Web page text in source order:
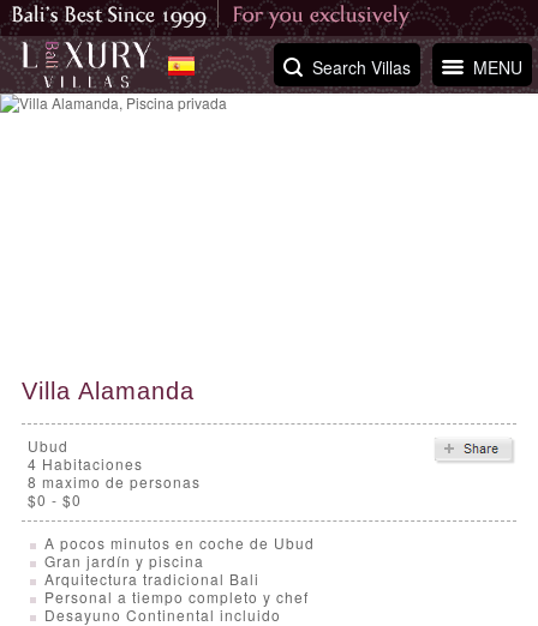
MENU
Search Villas
Villa Alamanda
Ubud
4 Habitaciones
8 maximo de personas
$0 - $0
A pocos minutos en coche de Ubud
Gran jardín y piscina
Arquitectura tradicional Bali
Personal a tiempo completo y chef
Desayuno Continental incluido